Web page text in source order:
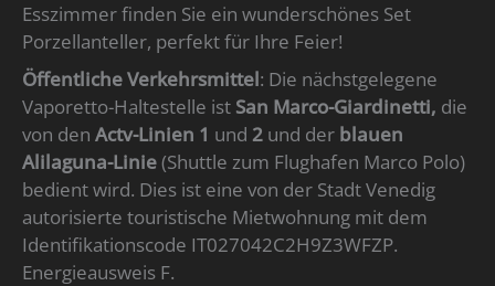
Esszimmer finden Sie ein wunderschönes Set
Porzellanteller, perfekt für Ihre Feier!
Öffentliche Verkehrsmittel: Die nächstgelegene
Vaporetto-Haltestelle ist San Marco-Giardinetti, die
von den Actv-Linien 1 und 2 und der blauen
Alilaguna-Linie(Shuttle zum Flughafen Marco Polo)
bedient wird. Dies ist eine von der Stadt Venedig
autorisierte touristische Mietwohnung mit dem
Identifikationscode IT027042C2H9Z3WFZP.
Energieausweis F.